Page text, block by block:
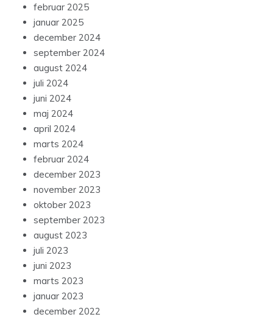
februar 2025
januar 2025
december 2024
september 2024
august 2024
juli 2024
juni 2024
maj 2024
april 2024
marts 2024
februar 2024
december 2023
november 2023
oktober 2023
september 2023
august 2023
juli 2023
juni 2023
marts 2023
januar 2023
december 2022